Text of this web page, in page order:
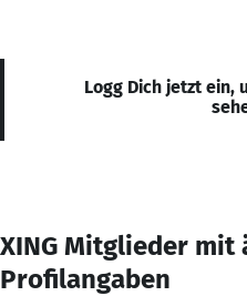
Logg Dich jetzt ein,
XING Mitglieder mit
Profilangaben